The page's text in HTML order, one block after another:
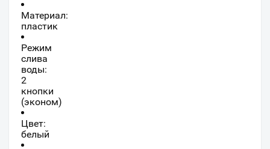
Материал:
пластик
Режим
слива
воды:
2
кнопки
(эконом)
Цвет:
белый